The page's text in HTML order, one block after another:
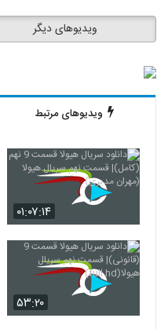
ویدیوهای دیگر
ویدیوهای مرتبط
۰۱:۰۷:۱۴
۵۳:۲۰